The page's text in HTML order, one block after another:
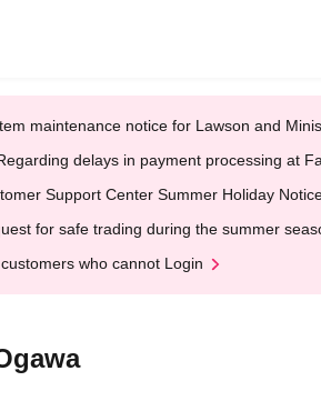
maintenance notice for Lawson and
delays in payment processing at
Support Center Summer Holiday
for safe trading during the summer
who cannot Login